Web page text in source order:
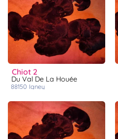
chiot 2
Du Val De La Houée
88150 igney